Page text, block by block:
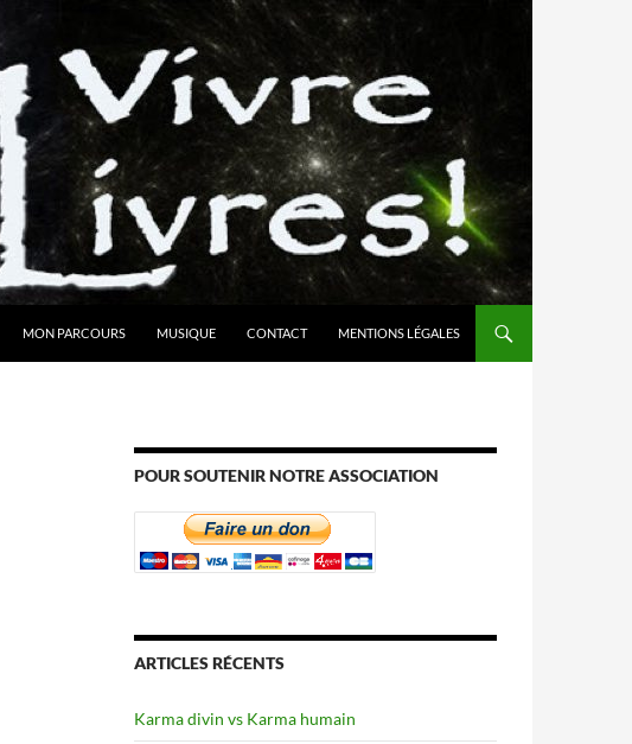
MON PARCOURS MUSIQUE CONTACT MENTIONS LÉGALES
POUR SOUTENIR NOTRE ASSOCIATION
ARTICLES RÉCENTS
Karma divin vs Karma humain